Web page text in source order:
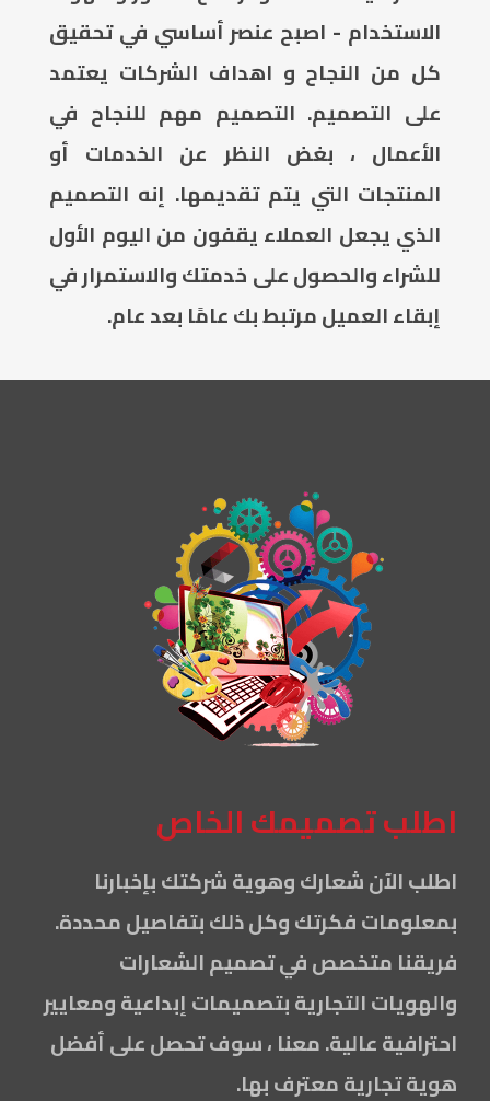
الاستخدام - اصبح عنصر أساسي في تحقيق
كل من النجاح و اهداف الشركات يعتمد
على التصميم. التصميم مهم للنجاح في
الأعمال ، بغض النظر عن الخدمات أو
المنتجات التي يتم تقديمها. إنه التصميم
الذي يجعل العملاء يقفون من اليوم الأول
للشراء والحصول على خدمتك والاستمرار في
إبقاء العميل مرتبط بك عامًا بعد عام.
اطلب تصميمك الخاص
اطلب الآن شعارك وهوية شركتك بإخبارنا
بمعلومات فكرتك وكل ذلك بتفاصيل محددة.
فريقنا متخصص في تصميم الشعارات
والهويات التجارية بتصميمات إبداعية ومعايير
احترافية عالية. معنا ، سوف تحصل على أفضل
هوية تجارية معترف بها.